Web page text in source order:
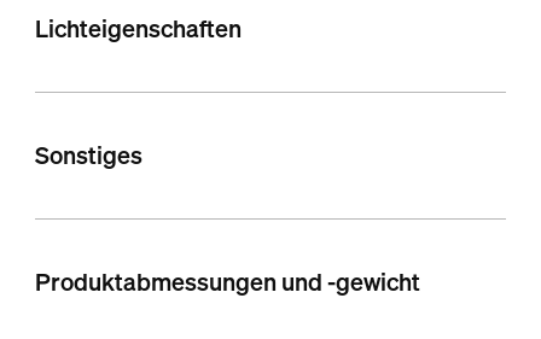
Lichteigenschaften
Sonstiges
Produktabmessungen und -gewicht